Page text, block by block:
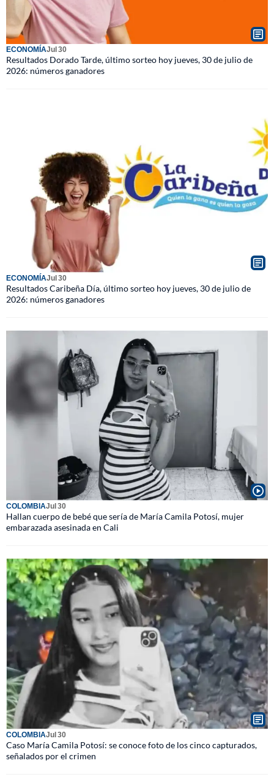
ECONOMÍAJul 30
Resultados Dorado Tarde, último sorteo hoy jueves, 30 de julio de
2026: números ganadores
ECONOMÍAJul 30
Resultados Caribeña Día, último sorteo hoy jueves, 30 de julio de
2026: números ganadores
COLOMBIAJul 30
Hallan cuerpo de bebé que sería de María Camila Potosí, mujer
embarazada asesinada en Cali
COLOMBIAJul 30
Caso María Camila Potosí: se conoce foto de los cinco capturados,
señalados por el crimen